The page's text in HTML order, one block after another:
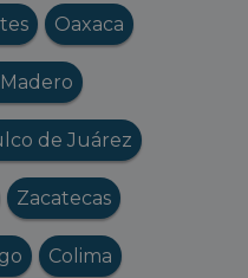
Oaxaca
de Juárez
Zacatecas
Colima